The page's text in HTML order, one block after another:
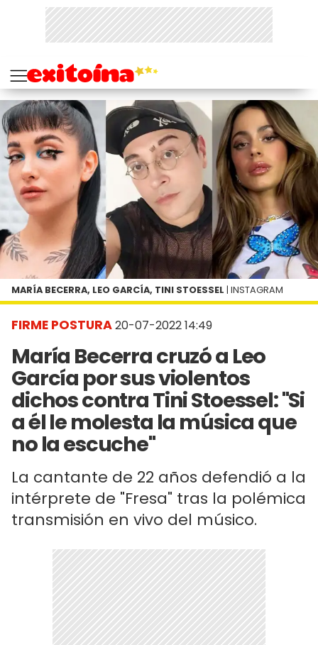
FIRME POSTURA20-07-2022 14:49
María Becerra cruzó a Leo
García por sus violentos
dichos contra Tini Stoessel: "Si
a él le molesta la música que
no la escuche"
La cantante de 22 años defendió a la
intérprete de "Fresa" tras la polémica
transmisión en vivo del músico.
MARÍA BECERRA, LEO GARCÍA, TINI STOESSEL | INSTAGRAM